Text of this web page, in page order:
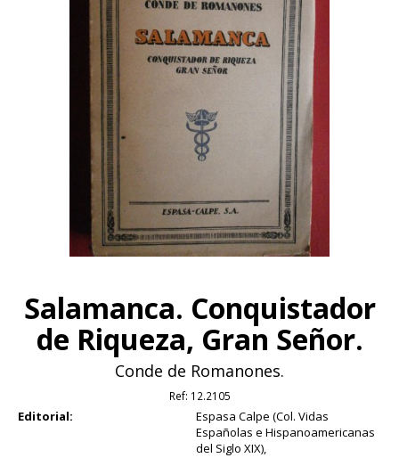
Salamanca. Conquistador
de Riqueza, Gran Señor.
Conde de Romanones.
Ref: 12.2105
Editorial:
Espasa Calpe (Col. Vidas
Españolas e Hispanoamericanas
del Siglo XIX),